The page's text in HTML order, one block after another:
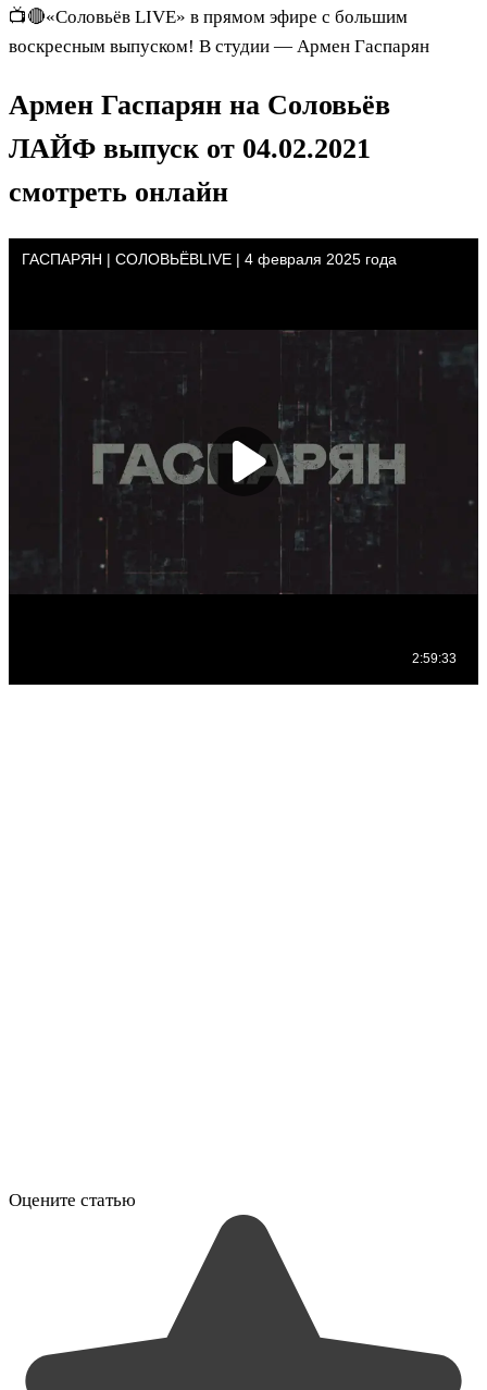
📺🔴«Соловьёв LIVE» в прямом эфире с большим
воскресным выпуском! В студии — Армен Гаспарян
Армен Гаспарян на Соловьёв
ЛАЙФ выпуск от 04.02.2021
смотреть онлайн
Оцените статью